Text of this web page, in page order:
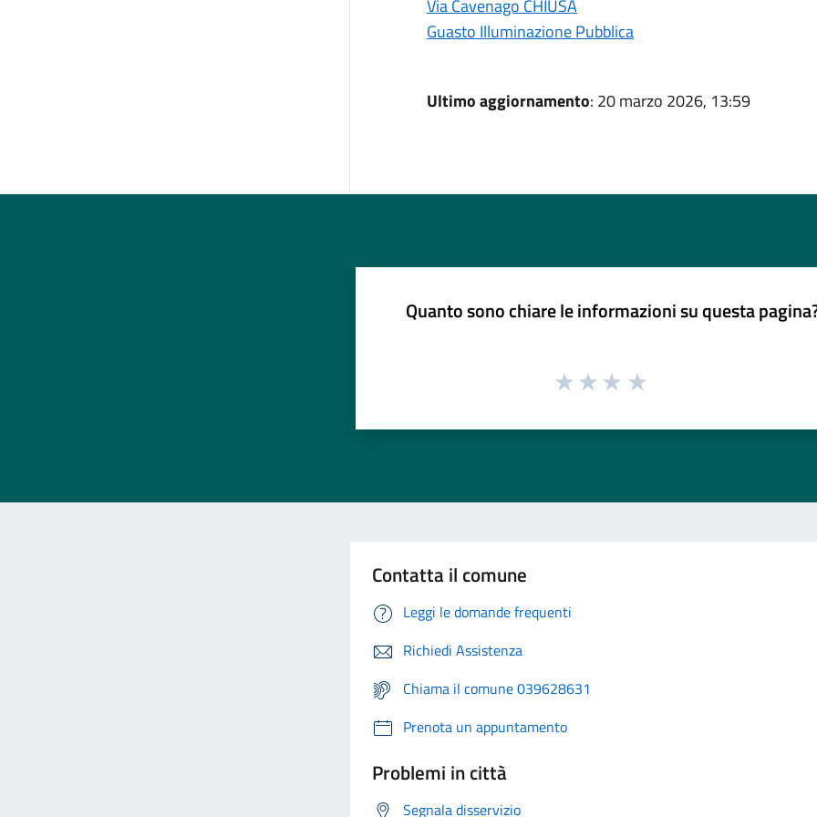
Via Cavenago CHIUSA
Guasto Illuminazione Pubblica
Ultimo aggiornamento: 20 marzo 2026, 13:59
Quanto sono chiare le informazioni su questa
Contatta il comune
Leggi le domande frequenti
Richiedi Assistenza
Chiama il comune 039628631
Prenota un appuntamento
Problemi in città
Segnala disservizio